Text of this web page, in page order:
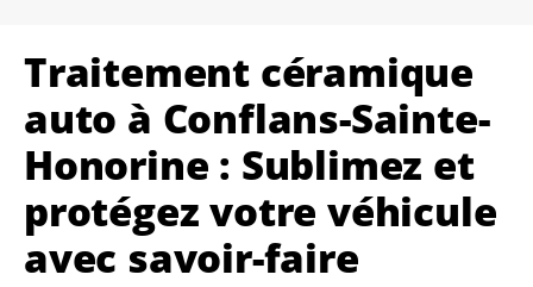
Traitement céramique
auto à Conflans-Sainte-
Honorine : Sublimez et
protégez votre véhicule
avec savoir-faire